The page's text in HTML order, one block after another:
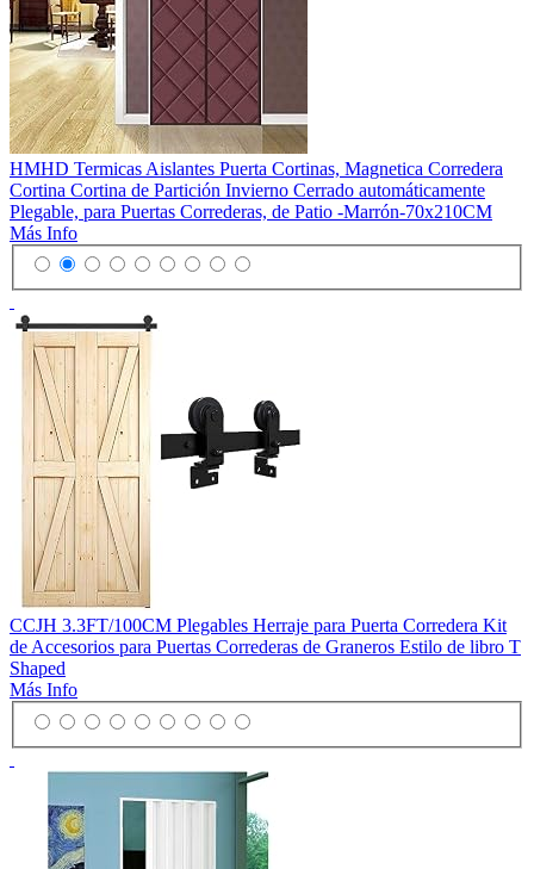
HMHD Termicas Aislantes Puerta Cortinas, Magnetica Corredera
Cortina Cortina de Partición Invierno Cerrado automáticamente
Plegable, para Puertas Correderas, de Patio -Marrón-70x210CM
Más Info
CCJH 3.3FT/100CM Plegables Herraje para Puerta Corredera Kit
de Accesorios para Puertas Correderas de Graneros Estilo de libro T
Shaped
Más Info